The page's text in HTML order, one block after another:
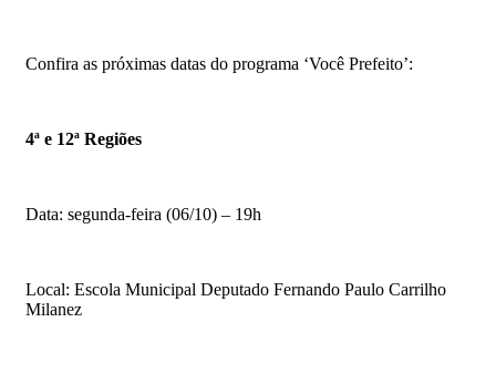
Confira as próximas datas do programa ‘Você Prefeito’:
4ª e 12ª Regiões
Data: segunda-feira (06/10) – 19h
Local: Escola Municipal Deputado Fernando Paulo Carrilho
Milanez